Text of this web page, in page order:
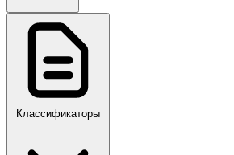
ГОСТ, ГОСТ Р, ПНСТ
Классификаторы